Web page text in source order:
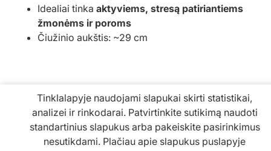
Idealiai tinkaaktyviems, stresą patiriantiems
žmonėms ir poroms
Čiužinio aukštis: ~29 cm
Tinklalapyje naudojami slapukai skirti statistikai,
analizei ir rinkodarai. Patvirtinkite sutikimą naudoti
standartinius slapukus arba pakeiskite pasirinkimus
nesutikdami. Plačiau apie slapukus puslapyje